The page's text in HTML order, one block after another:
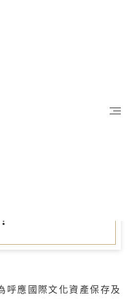
歡迎踴躍報名參與！
際論壇：靈動
」，歡迎踴
呼應國際文化資產保存及